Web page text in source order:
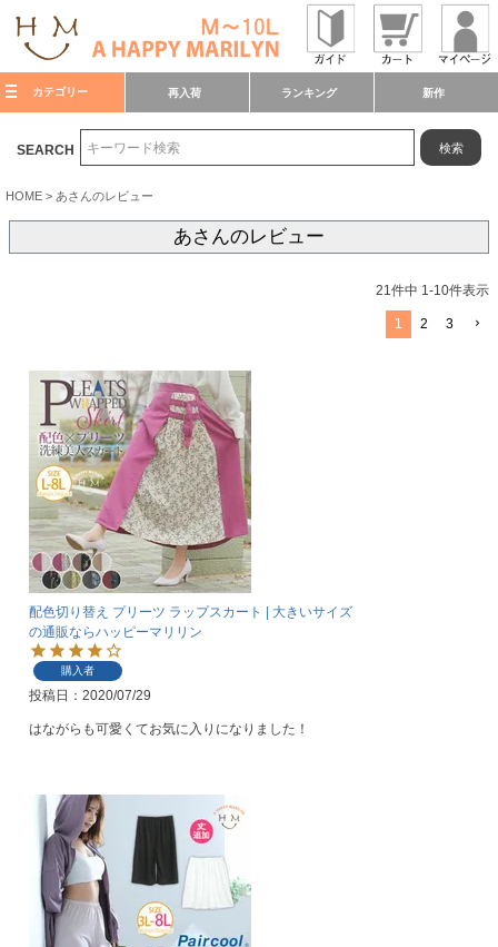
カテゴリー 再入荷 ランキング 新作
SEARCH 検索
HOME あさんのレビュー
あさんのレビュー
21件中 1-10件表示
1 2 3
配色切り替え プリーツ ラップスカート | 大きいサイズ
の通販ならハッピーマリリン
購入者
投稿日 2020/07/29